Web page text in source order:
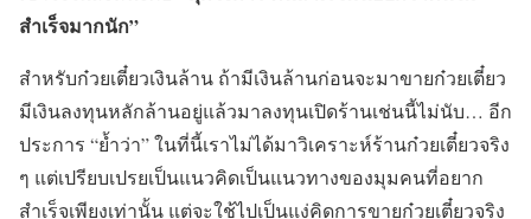
สำเร็จมากนัก”
สำหรับก๋วยเตี๋ยวเงินล้าน ถ้ามีเงินล้านก่อนจะมาขายก๋วยเตี๋ยว
มีเงินลงทุนหลักล้านอยู่แล้วมาลงทุนเปิดร้านเช่นนี้ไม่นับ… อีก
ประการ “ย้ำว่า” ในที่นี้เราไม่ได้มาวิเคราะห์ร้านก๋วยเตี๋ยวจริง
ๆ แต่เปรียบเปรยเป็นแนวคิดเป็นแนวทางของมุมคนที่อยาก
สำเร็จเพียงเท่านั้น แต่จะใช้ไปเป็นแง่คิดการขายก๋วยเตี๋ยวจริง